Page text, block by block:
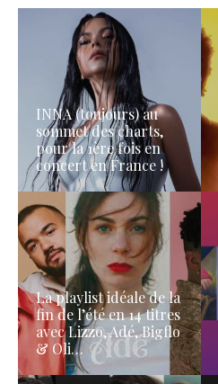
INNA (toujours) au
sommet des charts,
pour la 1ère fois en
concert en France !
La playlist idéale de la
fin de l’été en 14 titres
avec Lizzo, Adé, Bigflo
& Oli…